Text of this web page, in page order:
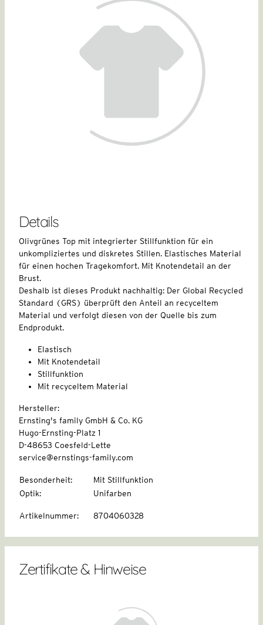
Details
Olivgrünes Top mit integrierter Stillfunktion für ein
unkompliziertes und diskretes Stillen. Elastisches Material
für einen hochen Tragekomfort. Mit Knotendetail an der
Brust.
Deshalb ist dieses Produkt nachhaltig: Der Global Recycled
Standard (GRS) überprüft den Anteil an recyceltem
Material und verfolgt diesen von der Quelle bis zum
Endprodukt.
Elastisch
Mit Knotendetail
Stillfunktion
Mit recyceltem Material
Hersteller:
Ernsting's family GmbH & Co. KG
Hugo-Ernsting-Platz 1
D-48653 Coesfeld-Lette
service@ernstings-family.com
Besonderheit:
Mit Stillfunktion
Optik: Unifarben
Artikelnummer: 8704060328
Zertifikate & Hinweise